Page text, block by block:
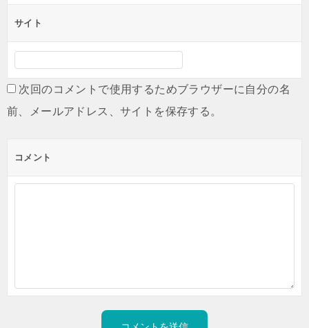
サイト
次回のコメントで使用するためブラウザーに自分の名
前、メールアドレス、サイトを保存する。
コメント